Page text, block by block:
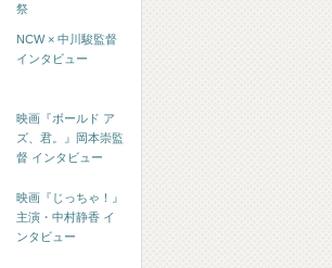
祭
NCW × 中川駿監督
インタビュー
映画『ボールド ア
ズ、君。』岡本崇監
督 インタビュー
映画『じっちゃ！』
主演・中村静香 イ
ンタビュー